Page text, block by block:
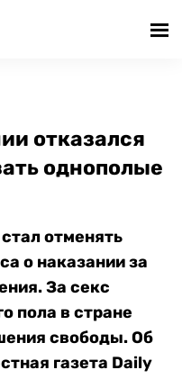
отказался
однополые
отменять
о наказании за
За секс
пола в стране
свободы. Об
газета Daily